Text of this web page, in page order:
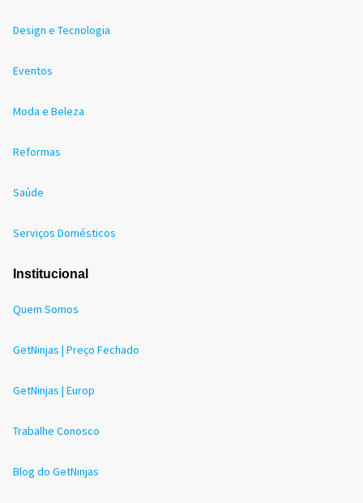
Design e Tecnologia
Eventos
Moda e Beleza
Reformas
Saúde
Serviços Domésticos
Institucional
Quem Somos
GetNinjas | Preço Fechado
GetNinjas | Europ
Trabalhe Conosco
Blog do GetNinjas